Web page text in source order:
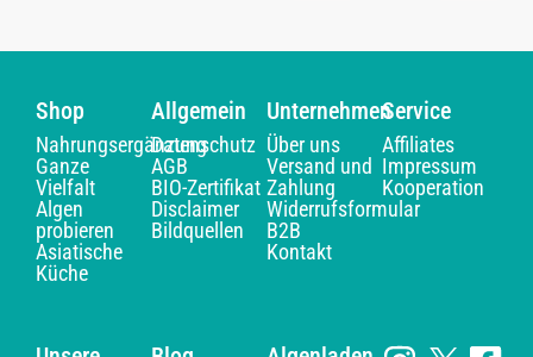
Shop
Nahrungsergänzung
Ganze
Vielfalt
Algen
probieren
Asiatische
Küche
Allgemein
Datenschutz
AGB
BIO-Zertifikat
Disclaimer
Bildquellen
Unternehmen
Über uns
Versand und
Zahlung
Widerrufsformular
B2B
Kontakt
Service
Affiliates
Impressum
Kooperation